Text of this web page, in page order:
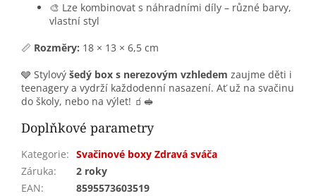
🎨 Lze kombinovat s náhradními díly – různé barvy,
vlastní styl
📏 Rozměry: 18 × 13 × 6,5 cm
🩶 Stylový šedý box s nerezovým vzhledem zaujme děti i
teenagery a vydrží každodenní nasazení. Ať už na svačinu
do školy, nebo na výlet! 🧃🥪
Doplňkové parametry
Kategorie: Svačinové boxy Zdravá sváča
Záruka:
2 roky
EAN: 8595573603519